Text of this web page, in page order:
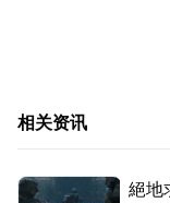
相关资讯
絕地